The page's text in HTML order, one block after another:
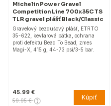
Michelin Power Gravel
Competition Line 700x35C TS
TLR gravel plášť Black/Classic
Gravelový bezdušový plášť, ETRTO
35-622, kevlarová pätka, ochrana
proti defektu Bead To Bead, zmes
Magi-X, 415 g, 44-73 psi/3-5 bar.
45.99 €
59.95 € Kúpiť